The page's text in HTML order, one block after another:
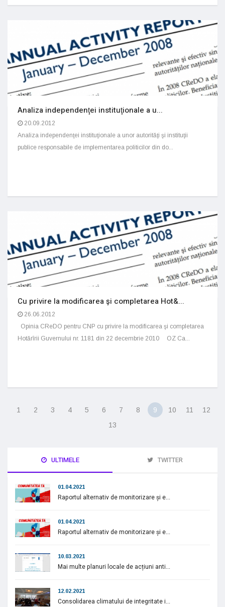
Analiza independenţei instituţionale a u...
20.09.2012
Analiza independenţei instituţionale a unor autorităţi şi instituţii
publice responsabile de implementarea politicilor din do...
Cu privire la modificarea şi completarea Hot&...
26.06.2012
Opinia CReDO pentru CNP cu privire la modificarea şi completarea
Hotărîrii Guvernului nr. 1181 din 22 decembrie 2010 OZ Ca...
1 2 3 4 5 6 7 8 9 10 11
12
13
ULTIMELE TWITTER
01.04.2021
Raportul alternativ de monitorizare și e...
01.04.2021
Raportul alternativ de monitorizare și e...
10.03.2021
Mai multe planuri locale de acțiuni anti...
12.02.2021
Consolidarea climatului de integritate i...